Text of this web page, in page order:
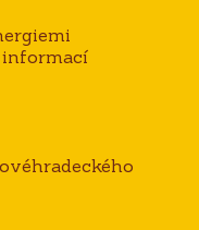
informací